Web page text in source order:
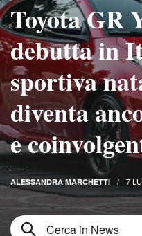
Toyota GR
debutta in
sportiva
diventa
e
ALESSANDRA MARCHETTI 7